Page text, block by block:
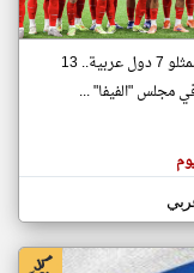
الدولة
على مدار الساعة
العاجلة والمباشرة
بينهم ممثلو 7 دول عربية.. 13
مجلس "الفيفا" ...